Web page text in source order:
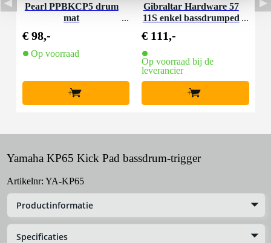
Pearl PPBKCP5 drum
mat
€ 98,-
Op voorraad
+
Gibraltar Hardware 57
11S enkel bassdrumped
€ 111,-
Op voorraad bij de
leverancier
+
Yamaha KP65 Kick Pad bassdrum-trigger
Artikelnr: YA-KP65
Productinformatie
Specificaties